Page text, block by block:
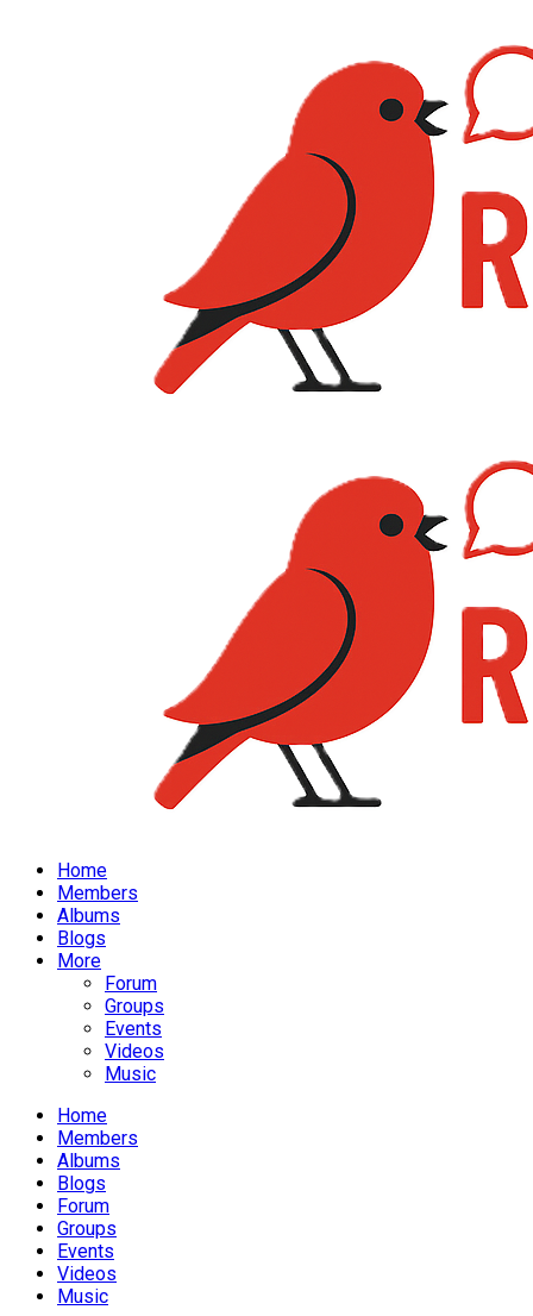
Home
Members
Albums
Blogs
More
Forum
Groups
Events
Videos
Music
Home
Members
Albums
Blogs
Forum
Groups
Events
Videos
Music